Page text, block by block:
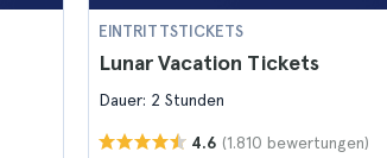
EINTRITTSTICKETS
Lunar Vacation Tickets
Dauer: 2 Stunden
4.6 (1.810 bewertungen)